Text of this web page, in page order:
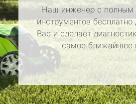
Наш инженер с полным
инструментов бесплатно
Вас и сделает
самое ближайшее